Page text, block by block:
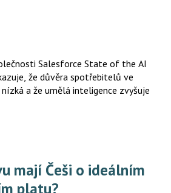
Salesforce State of the AI
že důvěra spotřebitelů ve
a že umělá inteligence zvyšuje
platu?